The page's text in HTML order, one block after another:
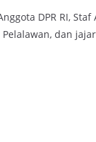
DPR RI, Staf
dan